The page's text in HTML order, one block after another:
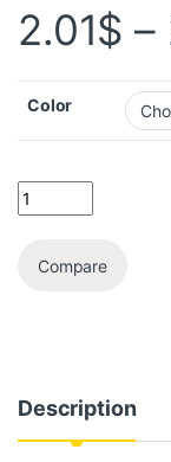
2.01$ –
Color
Compare
Description